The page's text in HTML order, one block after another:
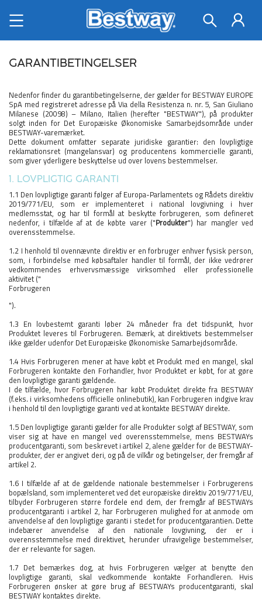
GARANTIBETINGELSER
Nedenfor finder du garantibetingelserne, der gælder for BESTWAY EUROPE
SpA med registreret adresse på Via della Resistenza n. nr. 5, San Giuliano
Milanese (20098) – Milano, Italien (herefter "BESTWAY"), på produkter
solgt inden for Det Europæiske Økonomiske Samarbejdsområde under
BESTWAY-varemærket.
Dette dokument omfatter separate juridiske garantier: den lovpligtige
reklamationsret (mangelansvar) og producentens kommercielle garanti,
som giver yderligere beskyttelse ud over lovens bestemmelser.
1. LOVPLIGTIG GARANTI
1.1 Den lovpligtige garanti følger af Europa-Parlamentets og Rådets direktiv
2019/771/EU, som er implementeret i national lovgivning i hver
medlemsstat, og har til formål at beskytte forbrugeren, som defineret
nedenfor, i tilfælde af at de købte varer ("Produkter") har mangler ved
overensstemmelse.
1.2 I henhold til ovennævnte direktiv er en forbruger enhver fysisk person,
som, i forbindelse med købsaftaler handler til formål, der ikke vedrører
vedkommendes erhvervsmæssige virksomhed eller professionelle
aktivitet ("
Forbrugeren
").
1.3 En lovbestemt garanti løber 24 måneder fra det tidspunkt, hvor
Produktet leveres til Forbrugeren. Bemærk, at direktivets bestemmelser
ikke gælder udenfor Det Europæiske Økonomiske Samarbejdsområde.
1.4 Hvis Forbrugeren mener at have købt et Produkt med en mangel, skal
Forbrugeren kontakte den Forhandler, hvor Produktet er købt, for at gøre
den lovpligtige garanti gældende.
I de tilfælde, hvor Forbrugeren har købt Produktet direkte fra BESTWAY
(f.eks. i virksomhedens officielle onlinebutik), kan Forbrugeren indgive krav
i henhold til den lovpligtige garanti ved at kontakte BESTWAY direkte.
1.5 Den lovpligtige garanti gælder for alle Produkter solgt af BESTWAY, som
viser sig at have en mangel ved overensstemmelse, mens BESTWAYs
producentgaranti, som beskrevet i artikel 2, alene gælder for de BESTWAY-
produkter, der er angivet deri, og på de vilkår og betingelser, der fremgår af
artikel 2.
1.6 I tilfælde af at de gældende nationale bestemmelser i Forbrugerens
bopælsland, som implementeret ved det europæiske direktiv 2019/771/EU,
tilbyder Forbrugeren større fordele end dem, der fremgår af BESTWAYs
producentgaranti i artikel 2, har Forbrugeren mulighed for at anmode om
anvendelse af den lovpligtige garanti i stedet for producentgarantien. Dette
indebærer anvendelse af den nationale lovgivning, der er i
overensstemmelse med direktivet, herunder ufravigelige bestemmelser,
der er relevante for sagen.
1.7 Det bemærkes dog, at hvis Forbrugeren vælger at benytte den
lovpligtige garanti, skal vedkommende kontakte Forhandleren. Hvis
Forbrugeren ønsker at gøre brug af BESTWAYs producentgaranti, skal
BESTWAY kontaktes direkte.